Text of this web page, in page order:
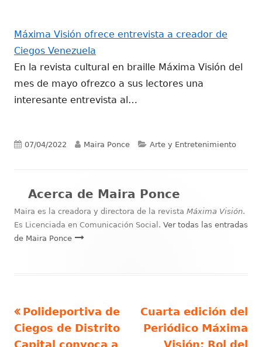
Máxima Visión ofrece entrevista a creador de
Ciegos Venezuela
En la revista cultural en braille Máxima Visión del
mes de mayo ofrezco a sus lectores una
interesante entrevista al…
Publicado
07/04/2022 Autor
Maira Ponce Categorías
Arte y Entretenimiento
Acerca de Maira Ponce
Maira es la creadora y directora de la revista Máxima Visión.
Es Licenciada en Comunicación Social. Ver todas las entradas
de Maira Ponce
Navegación
de
Artículo
anterior
Polideportiva de
Ciegos de Distrito
Capital convoca a
Artículo
siguiente
Cuarta edición del
Periódico Máxima
Visión: Rol del